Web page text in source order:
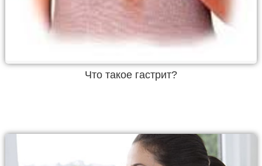
Что такое гастрит?